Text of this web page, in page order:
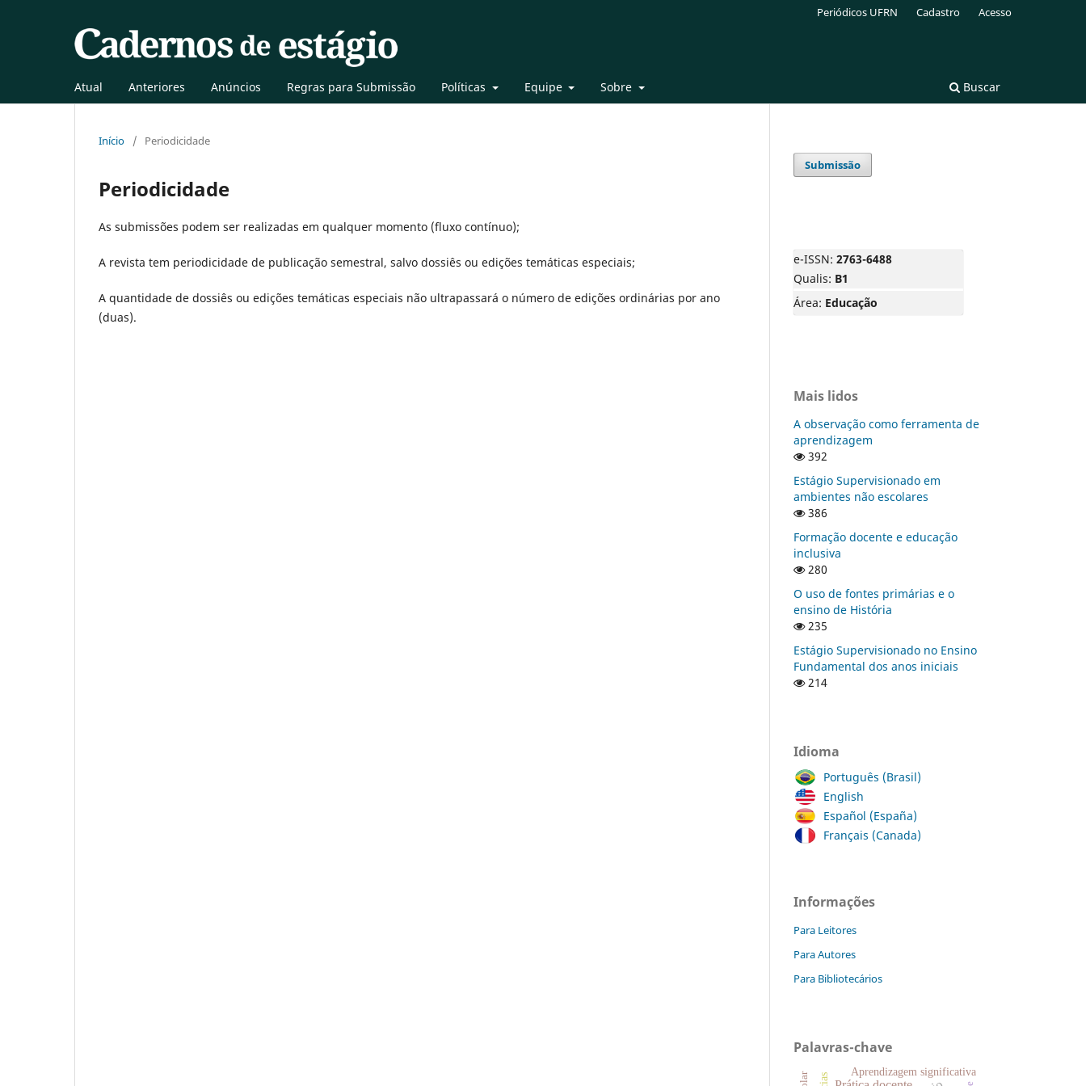
Atual Anteriores Anúncios Regras para Submissão Políticas Equipe Sobre Buscar
Periódicos UFRN Cadastro Acesso
Início / Periodicidade
Periodicidade
As submissões podem ser realizadas em qualquer momento (fluxo contínuo);
A revista tem periodicidade de publicação semestral, salvo dossiês ou edições temáticas especiais;
A quantidade de dossiês ou edições temáticas especiais não ultrapassará o número de edições ordinárias por ano
(duas).
Submissão
e-ISSN: 2763-6488
Qualis: B1
Área: Educação
Mais lidos
A observação como ferramenta de
aprendizagem
392
Estágio Supervisionado em
ambientes não escolares
386
Formação docente e educação
inclusiva
280
O uso de fontes primárias e o
ensino de História
235
Estágio Supervisionado no Ensino
Fundamental dos anos iniciais
214
Idioma
Português (Brasil)
English
Español (España)
Français (Canada)
Informações
Para Leitores
Para Autores
Para Bibliotecários
Palavras-chave
Aprendizagem significativa